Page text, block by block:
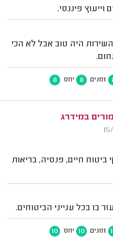
וייעוץ פיננסי.
היה טוב אבל לא הכי
זמנים 8 יחס 8
במידרג
ביטוח חיים, פנסיה, בריאות
בו בכל ענייני הביטוחים.
זמנים 10 יחס 10